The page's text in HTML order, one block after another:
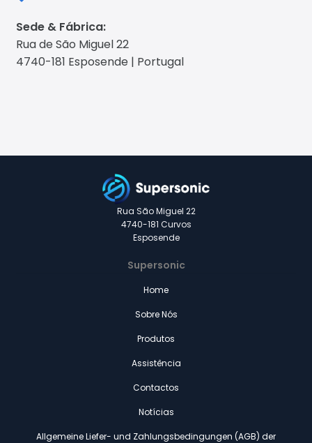
Sede & Fábrica:
Rua de São Miguel 22
4740-181 Esposende | Portugal
Rua São Miguel 22
4740-181 Curvos
Esposende
Supersonic
Home
Sobre Nós
Produtos
Assistência
Contactos
Notícias
Allgemeine Liefer- und Zahlungsbedingungen (AGB) der